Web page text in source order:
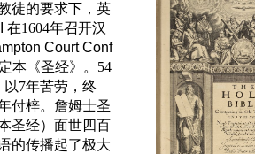
徒的要求下，英
在1604年召开汉
Court Conf
本《圣经》。54
7年苦劳，终
付梓。詹姆士圣
圣经）面世四百
的传播起了极大